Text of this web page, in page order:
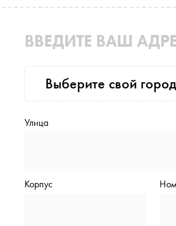
ВВЕДИТЕ ВАШ
Выберите свой
Улица
Корпус